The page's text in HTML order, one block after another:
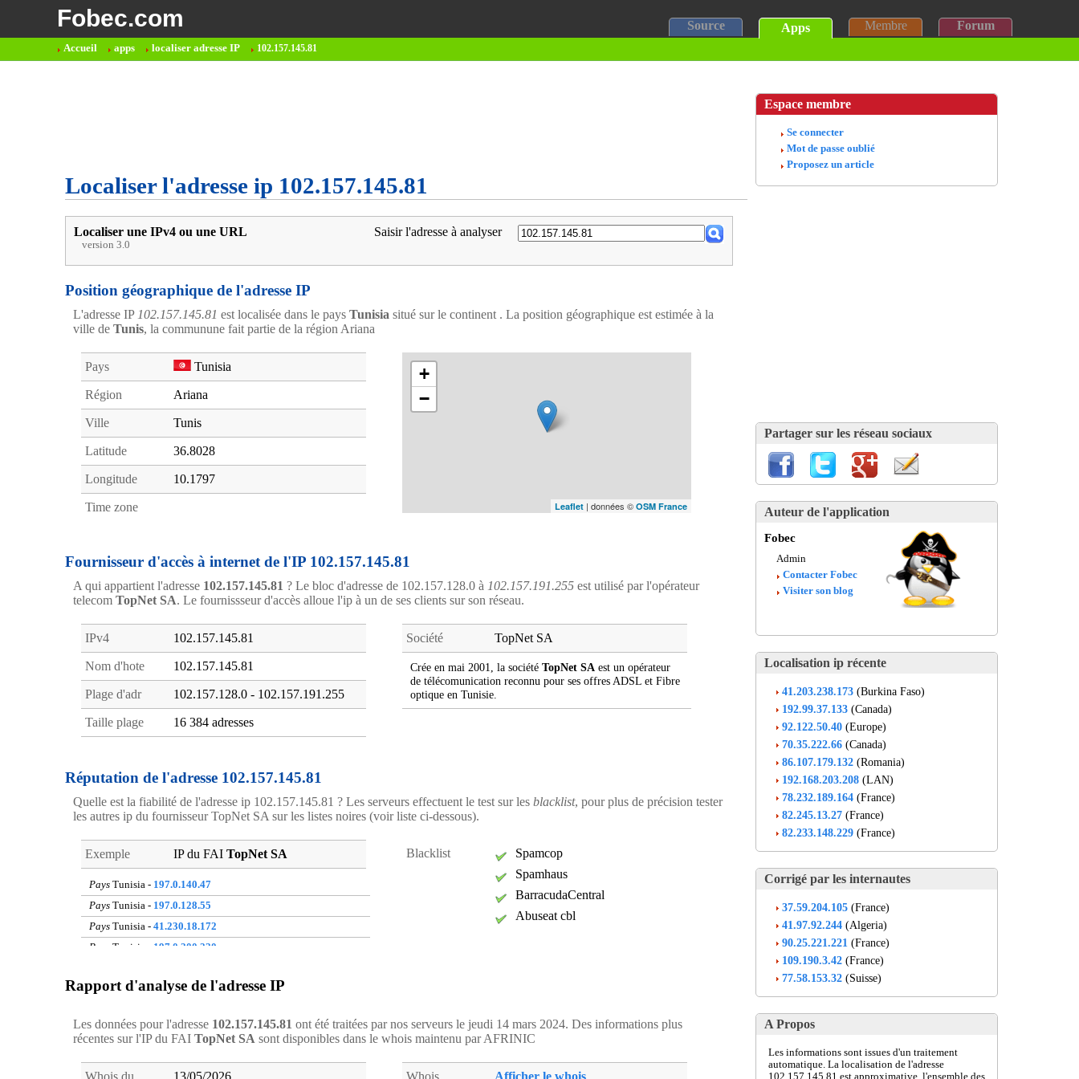
Fobec.com Source Apps Membre Forum
Accueil apps localiser adresse IP 102.157.145.81
Localiser l'adresse ip 102.157.145.81
Localiser une IPv4 ou une URL
version 3.0
Saisir l'adresse à analyser
Position géographique de l'adresse IP
L'adresse IP 102.157.145.81 est localisée dans le pays Tunisia situé sur le continent . La position géographique est estimée à la
ville de Tunis, la communune fait partie de la région Ariana
Pays Tunisia
Région Ariana
Ville Tunis
Latitude 36.8028
Longitude 10.1797
Time zone
+
−
Leaflet | données © OSM France
Fournisseur d'accès à internet de l'IP 102.157.145.81
A qui appartient l'adresse 102.157.145.81 ? Le bloc d'adresse de 102.157.128.0 à 102.157.191.255 est utilisé par l'opérateur
telecom TopNet SA. Le fournissseur d'accès alloue l'ip à un de ses clients sur son réseau.
IPv4 102.157.145.81
Nom d'hote 102.157.145.81
Plage d'adr 102.157.128.0 - 102.157.191.255
Taille plage 16 384 adresses
Société TopNet SA
Crée en mai 2001, la société TopNet SA est un opérateur
de télécomunication reconnu pour ses offres ADSL et Fibre
optique en Tunisie.
Réputation de l'adresse 102.157.145.81
Quelle est la fiabilité de l'adresse ip 102.157.145.81 ? Les serveurs effectuent le test sur les blacklist, pour plus de précision tester
les autres ip du fournisseur TopNet SA sur les listes noires (voir liste ci-dessous).
Exemple IP du FAI TopNet SA
Pays Tunisia - 197.0.140.47
Pays Tunisia - 197.0.128.55
Pays Tunisia - 41.230.18.172
Pays Tunisia - 197.0.200.220
PaysTunisia -41.226.34.50
PaysTunisia -197.0.121.214
PaysTunisia - 197.2.144.153
Blacklist
Spamcop
Spamhaus
BarracudaCentral
Abuseat cbl
Rapport d'analyse de l'adresse IP
Les données pour l'adresse 102.157.145.81 ont été traitées par nos serveurs le jeudi 14 mars 2024. Des informations plus
récentes sur l'IP du FAI TopNet SA sont disponibles dans le whois maintenu par AFRINIC
Espace membre
Se connecter
Mot de passe oublié
Proposez un article
Partager sur les réseau sociaux
Auteur de l'application
Fobec
Admin
Contacter Fobec
Visiter son blog
Localisation ip récente
41.203.238.173 (Burkina Faso)
192.99.37.133 (Canada)
92.122.50.40 (Europe)
70.35.222.66 (Canada)
86.107.179.132 (Romania)
192.168.203.208 (LAN)
78.232.189.164 (France)
82.245.13.27 (France)
82.233.148.229 (France)
Corrigé par les internautes
37.59.204.105 (France)
41.97.92.244 (Algeria)
90.25.221.221 (France)
109.190.3.42 (France)
77.58.153.32 (Suisse)
A Propos
Les informations sont issues d'un traitement
automatique. La localisation de l'adresse
102.157.145.81 est approximative, l'ensemble des